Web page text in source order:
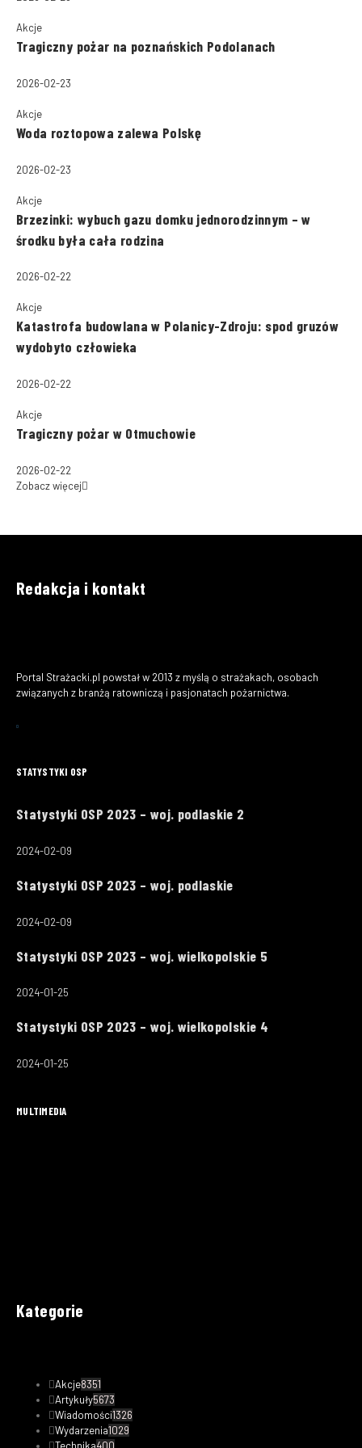
Akcje
Tragiczny pożar na poznańskich Podolanach
2026-02-23
Akcje
Woda roztopowa zalewa Polskę
2026-02-23
Akcje
Brzezinki: wybuch gazu domku jednorodzinnym – w
środku była cała rodzina
2026-02-22
Akcje
Katastrofa budowlana w Polanicy-Zdroju: spod gruzów
wydobyto człowieka
2026-02-22
Akcje
Tragiczny pożar w Otmuchowie
2026-02-22
Zobacz więcej
Redakcja i kontakt
Portal Strażacki.pl powstał w 2013 z myślą o strażakach, osobach
związanych z branżą ratowniczą i pasjonatach pożarnictwa.
STATYSTYKI OSP
Statystyki OSP 2023 – woj. podlaskie 2
2024-02-09
Statystyki OSP 2023 – woj. podlaskie
2024-02-09
Statystyki OSP 2023 – woj. wielkopolskie 5
2024-01-25
Statystyki OSP 2023 – woj. wielkopolskie 4
2024-01-25
MULTIMEDIA
Kategorie
Akcje8351
Artykuły5673
Wiadomości1326
Wydarzenia1029